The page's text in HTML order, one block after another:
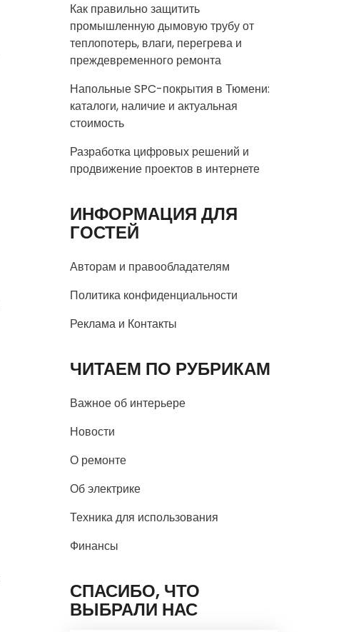
Как правильно защитить
промышленную дымовую трубу от
теплопотерь, влаги, перегрева и
преждевременного ремонта
Напольные SPC-покрытия в Тюмени:
каталоги, наличие и актуальная
стоимость
Разработка цифровых решений и
продвижение проектов в интернете
ИНФОРМАЦИЯ ДЛЯ
ГОСТЕЙ
Авторам и правообладателям
Политика конфиденциальности
Реклама и Контакты
ЧИТАЕМ ПО РУБРИКАМ
Важное об интерьере
Новости
О ремонте
Об электрике
Техника для использования
Финансы
СПАСИБО, ЧТО
ВЫБРАЛИ НАС